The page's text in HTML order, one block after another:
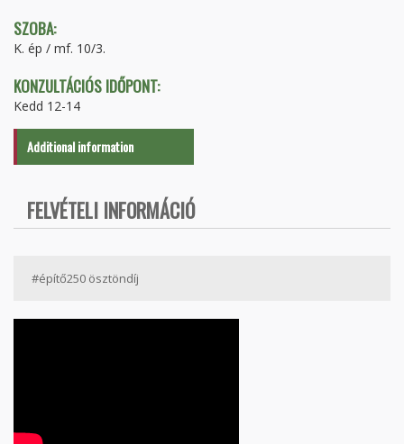
SZOBA:
K. ép / mf. 10/3.
KONZULTÁCIÓS IDŐPONT:
Kedd 12-14
Additional information
FELVÉTELI INFORMÁCIÓ
#építő250 ösztöndíj